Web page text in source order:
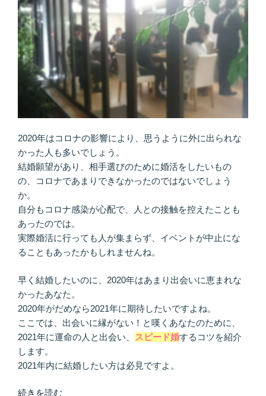
叶
う？
彼
と
も
愛
し
合
う
た
め
に”
の
2020年はコロナの影響により、思うように外に出られな
かった人も多いでしょう。
結婚願望があり、相手選びのために婚活をしたいもの
の、コロナであまりできなかったのではないでしょう
か。
自分もコロナ感染が心配で、人との接触を控えたことも
あったのでは。
実際婚活に行っても人が集まらず、イベントが中止にな
ることもあったかもしれませんね。
早く結婚したいのに、2020年はあまり出会いに恵まれな
かったあなた。
2020年がだめなら2021年に期待したいですよね。
ここでは、出会いに縁がない！と嘆くあなたのために、
2021年に運命の人と出会い、
スピード婚するコツを紹介
します。
2021年内に結婚したい方は必見ですよ。
“2021
続きを読む